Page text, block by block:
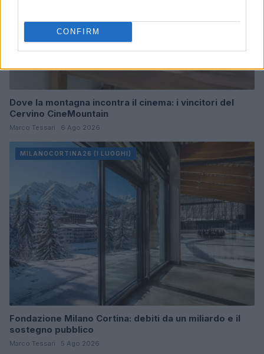
CONFIRM
Dove la montagna incontra il cinema: i vincitori del
Cervino CineMountain
Marco Tessari · 6 Ago 2026
MILANOCORTINA26 (I LUOGHI)
Fondazione Milano Cortina: debiti da un miliardo e il
sostegno pubblico
Marco Tessari · 5 Ago 2026